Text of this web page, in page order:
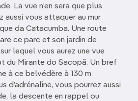
La vue n’en sera que plus
aussi vous attaquer au mur
da Catacumba. Une route
ce parc et son jardin de
lequel vous aurez une vue
du Mirante do Sacopã. Un bref
à ce belvédère à 130 m
d’adrénaline, vous pourrez aussi
la descente en rappel ou